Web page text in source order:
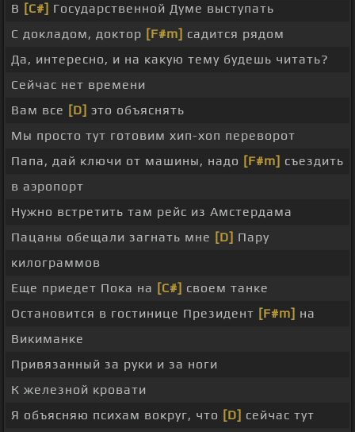
В [C#] Государственной Думе выступать
С докладом, доктор [F#m] садится рядом
Да, интересно, и на какую тему будешь читать?
Сейчас нет времени
Вам все [D] это объяснять
Мы просто тут готовим хип-хоп переворот
Папа, дай ключи от машины, надо [F#m] съездить
в аэропорт
Нужно встретить там рейс из Амстердама
Пацаны обещали загнать мне [D] Пару
килограммов
Еще приедет Пока на [C#] своем танке
Остановится в гостинице Президент [F#m] на
Викиманке
Привязанный за руки и за ноги
К железной кровати
Я объясняю психам вокруг, что [D] сейчас тут